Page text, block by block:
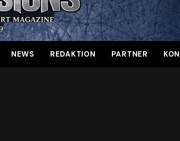
NEWS REDAKTION PARTNER